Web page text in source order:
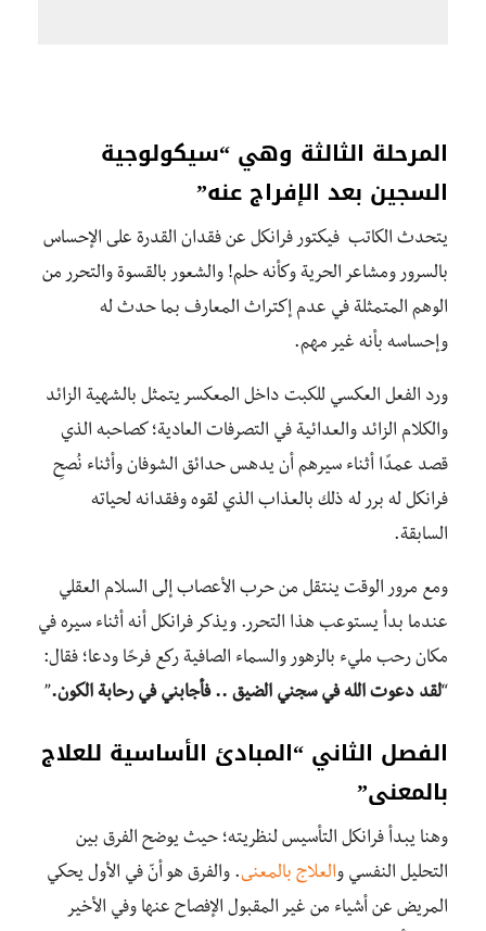
المرحلة الثالثة وهي “سيكولوجية
السجين بعد الإفراج عنه”
يتحدث الكاتب فيكتور فرانكل عن فقدان القدرة على الإحساس
بالسرور ومشاعر الحرية وكأنه حلم! والشعور بالقسوة والتحرر من
الوهم المتمثلة في عدم إكتراث المعارف بما حدث له
وإحساسه بأنه غير مهم.
ورد الفعل العكسي للكبت داخل المعكسر يتمثل بالشهية الزائد
والكلام الزائد والعدائية في التصرفات العادية؛ كصاحبه الذي
قصد عمدًا أثناء سيرهم أن يدهس حدائق الشوفان وأثناء نُصحِ
فرانكل له برر له ذلك بالعذاب الذي لقوه وفقدانه لحياته
السابقة.
ومع مرور الوقت ينتقل من حرب الأعصاب إلى السلام العقلي
عندما بدأ يستوعب هذا التحرر. ويذكر فرانكل أنه أثناء سيره في
مكان رحب مليء بالزهور والسماء الصافية ركع فرحًا ودعا؛ فقال:
“لقد دعوت الله في سجني الضيق .. فأجابني في رحابة الكون.”
الفصل الثاني “المبادئ الأساسية للعلاج
بالمعنى”
وهنا يبدأ فرانكل التأسيس لنظريته؛ حيث يوضح الفرق بين
التحليل النفسي والعلاج بالمعنى. والفرق هو أنّ في الأول يحكي
المريض عن أشياء من غير المقبول الإفصاح عنها وفي الأخير